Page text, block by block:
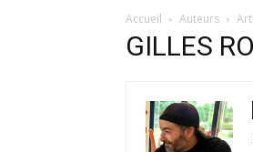
Accueil Auteurs
GILLES